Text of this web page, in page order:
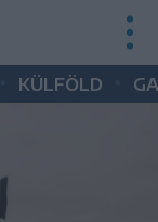
KÜLFÖLD